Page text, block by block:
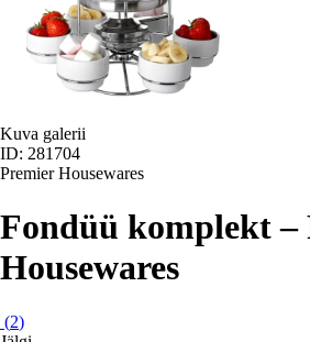
Kuva galerii
ID: 281704
Premier Housewares
Fondüü komplekt –
Housewares
(2)